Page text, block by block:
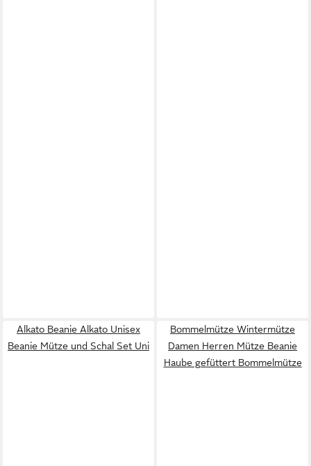
Alkato Beanie Alkato Unisex
Beanie Mütze und Schal Set Uni
Bommelmütze Wintermütze
Damen Herren Mütze Beanie
Haube gefüttert Bommelmütze